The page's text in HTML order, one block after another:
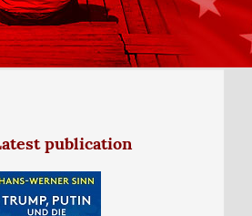
publication